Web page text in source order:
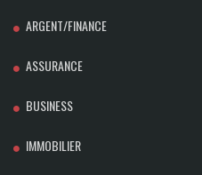
ARGENT/FINANCE
ASSURANCE
BUSINESS
IMMOBILIER